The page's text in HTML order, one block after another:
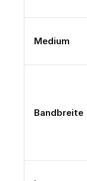
Medium
Bandbreite